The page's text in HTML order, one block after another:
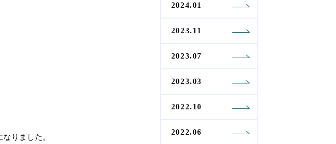
りました。
2024.01
2023.11
2023.07
2023.03
2022.10
2022.06